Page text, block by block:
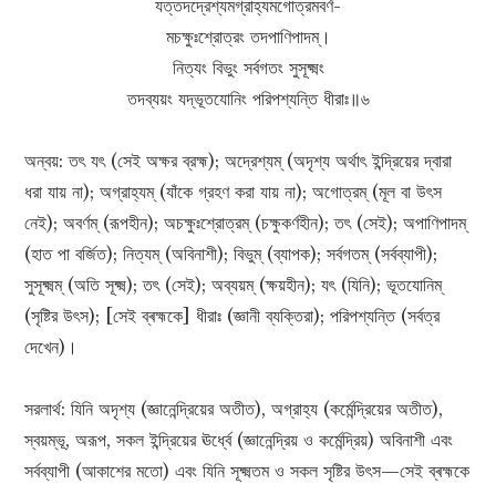
যত্তদদ্রেশ্যমগ্রাহ্যমগোত্রমবর্ণ-
মচক্ষুঃশ্রোত্রং তদপাণিপাদম্।
নিত্যং বিভুং সর্বগতং সুসূক্ষ্মং
তদব্যয়ং যদ্ভূতযোনিং পরিপশ্যন্তি ধীরাঃ॥৬
অন্বয়: তৎ যৎ (সেই অক্ষর ব্রহ্ম); অদ্রেশ্যম্ (অদৃশ্য অর্থাৎ ইন্দ্রিয়ের দ্বারা
ধরা যায় না); অগ্রাহ্যম্‌ (যাঁকে গ্রহণ করা যায় না); অগোত্রম্ (মূল বা উৎস
নেই); অবর্ণম্ (রূপহীন); অচক্ষুঃশ্রোত্রম্ (চক্ষুকর্ণহীন); তৎ (সেই); অপাণিপাদম্
(হাত পা বর্জিত); নিত্যম্ (অবিনাশী); বিভুম্ (ব্যাপক); সর্বগতম্ (সর্বব্যাপী);
সুসূক্ষ্মম্‌ (অতি সূক্ষ্ম); তৎ (সেই); অব্যয়ম্‌ (ক্ষয়হীন); যৎ (যিনি); ভূতযোনিম্
(সৃষ্টির উৎস); [সেই ব্ৰহ্মকে] ধীরাঃ (জ্ঞানী ব্যক্তিরা); পরিপশ্যন্তি (সর্বত্র
দেখেন)।
সরলার্থ: যিনি অদৃশ্য (জ্ঞানেন্দ্রিয়ের অতীত), অগ্রাহ্য (কর্মেন্দ্রিয়ের অতীত),
স্বয়ম্ভূ, অরূপ, সকল ইন্দ্রিয়ের ঊর্ধ্বে (জ্ঞানেন্দ্রিয় ও কর্মেন্দ্রিয়) অবিনাশী এবং
সর্বব্যাপী (আকাশের মতো) এবং যিনি সূক্ষ্মতম ও সকল সৃষ্টির উৎস—সেই ব্ৰহ্মকে